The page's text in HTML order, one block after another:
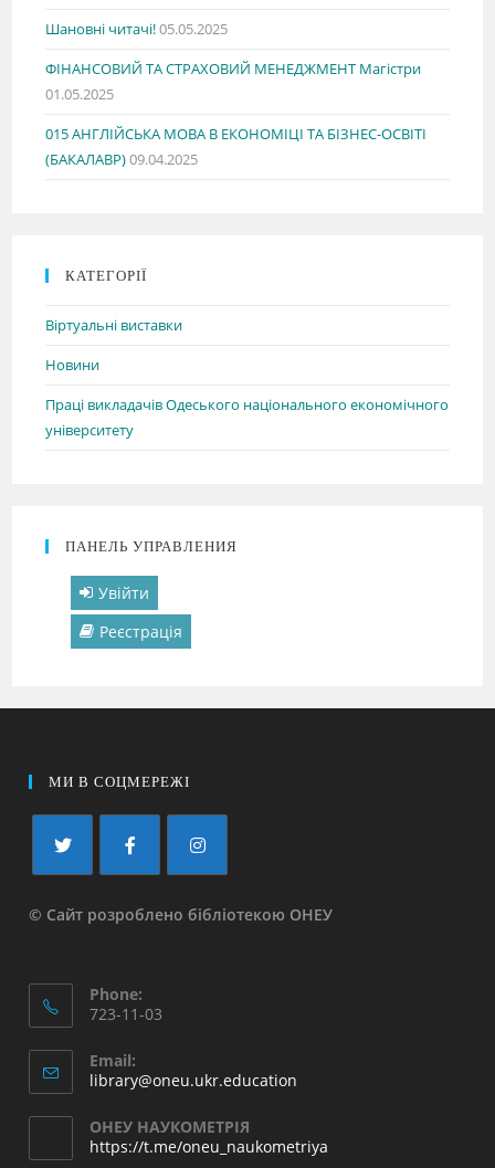
Шановні читачі!05.05.2025
ФІНАНСОВИЙ ТА СТРАХОВИЙ МЕНЕДЖМЕНТ Магістри
01.05.2025
015 АНГЛІЙСЬКА МОВА В ЕКОНОМІЦІ ТА БІЗНЕС-ОСВІТІ
(БАКАЛАВР)09.04.2025
КАТЕГОРІЇ
Віртуальні виставки
Новини
Праці викладачів Одеського національного економічного
університету
ПАНЕЛЬ УПРАВЛЕНИЯ
Увійти
Реєстрація
МИ В СОЦМЕРЕЖІ
© Сайт розроблено бібліотекою ОНЕУ
Phone:
723-11-03
Email:
library@oneu.ukr.education
ОНЕУ НАУКОМЕТРІЯ
https://t.me/oneu_naukometriya